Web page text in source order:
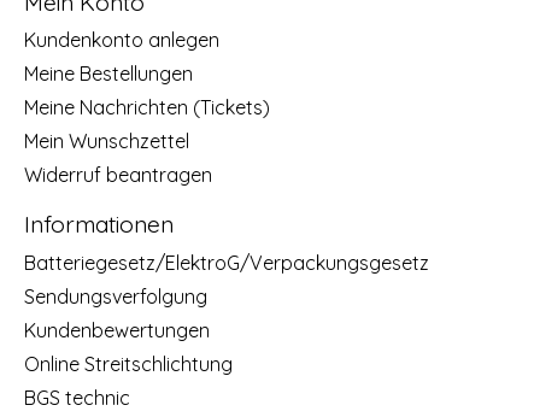
Kundenkonto anlegen
Meine Bestellungen
Meine Nachrichten (Tickets)
Mein Wunschzettel
Widerruf beantragen
Informationen
Batteriegesetz/ElektroG/Verpackungsgesetz
Sendungsverfolgung
Kundenbewertungen
Online Streitschlichtung
BGS technic